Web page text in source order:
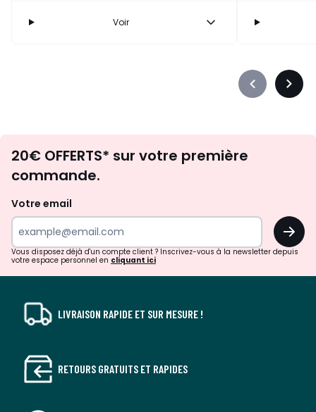
Voir
Précédent
d'inspirations
surprises?
20€ OFFERTS* sur votre première
commande.
Votre email
OK
Vous disposez déjà d'un compte client ? Inscrivez-vous à la newsletter depuis
votre espace personnel en cliquant ici
LIVRAISON RAPIDE ET SUR MESURE !
RETOURS GRATUITS ET RAPIDES